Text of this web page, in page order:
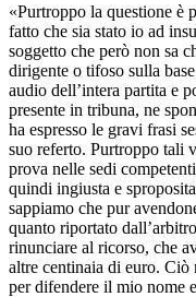
«Purtroppo la questione è
fatto che sia stato io ad
soggetto che però non sa
dirigente o tifoso sulla
audio dell’intera partita e
presente in tribuna, ne
ha espresso le gravi frasi
suo referto. Purtroppo tali
prova nelle sedi
quindi ingiusta e
sappiamo che pur
quanto riportato
rinunciare al ricorso, che
altre centinaia di euro. Ciò
per difendere il mio nome